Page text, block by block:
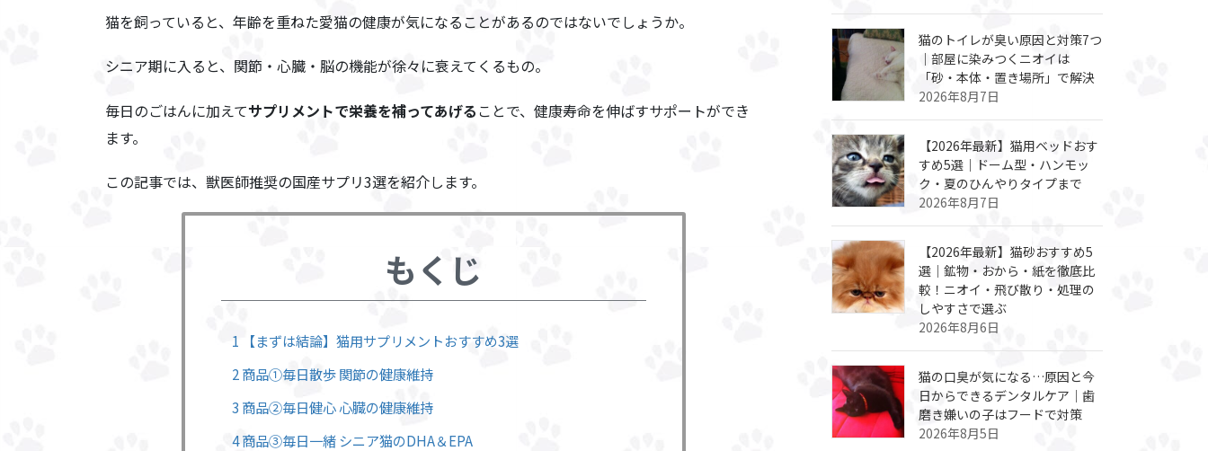
猫を飼っていると、年齢を重ねた愛猫の健康が気になることがあるのではないでしょうか。
シニア期に入ると、関節・心臓・脳の機能が徐々に衰えてくるもの。
毎日のごはんに加えてサプリメントで栄養を補ってあげる ことで、健康寿命を伸ばすサポートができ
ます。
この記事では、獣医師推奨の国産サプリ3選を紹介します。
もくじ
1 【まずは結論】猫用サプリメントおすすめ3選
2 商品①毎日散歩 関節の健康維持
3 商品②毎日健心 心臓の健康維持
4 商品③毎日一緒 シニア猫のDHA＆EPA
猫のトイレが臭い原因と対策7つ
｜部屋に染みつくニオイは
「砂・本体・置き場所」で解決
2026年8月7日
【2026年最新】猫用ベッドおす
すめ5選｜ドーム型・ハンモッ
ク・夏のひんやりタイプまで
2026年8月7日
【2026年最新】猫砂おすすめ5
選｜鉱物・おから・紙を徹底比
較！ニオイ・飛び散り・処理の
しやすさで選ぶ
2026年8月6日
猫の口臭が気になる…原因と今
日からできるデンタルケア｜歯
磨き嫌いの子はフードで対策
2026年8月5日